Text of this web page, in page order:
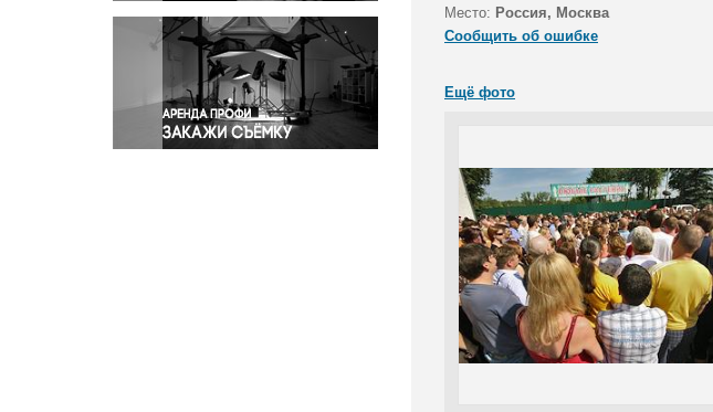
Светская жизнь
Спорт
Экология
Экономика и бизнес
Место: Россия, Москва
Сообщить об ошибке
Ещё фото